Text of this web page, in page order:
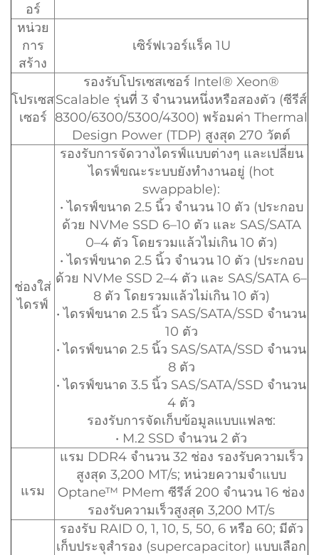
อร์
หน่วย
การ
สร้าง
เซิร์ฟเวอร์แร็ค 1U
โปรเซส
เซอร์
รองรับโปรเซสเซอร์ Intel® Xeon®
Scalable รุ่นที่ 3 จำนวนหนึ่งหรือสองตัว (ซีรีส์
8300/6300/5300/4300) พร้อมค่า Thermal
Design Power (TDP) สูงสุด 270 วัตต์
ช่องใส่
ไดรฟ์
รองรับการจัดวางไดรฟ์แบบต่างๆ และเปลี่ยน
ไดรฟ์ขณะระบบยังทำงานอยู่ (hot
swappable):
• ไดรฟ์ขนาด 2.5 นิ้ว จำนวน 10 ตัว (ประกอบ
ด้วย NVMe SSD 6–10 ตัว และ SAS/SATA
0–4 ตัว โดยรวมแล้วไม่เกิน 10 ตัว)
• ไดรฟ์ขนาด 2.5 นิ้ว จำนวน 10 ตัว (ประกอบ
ด้วย NVMe SSD 2–4 ตัว และ SAS/SATA 6–
8 ตัว โดยรวมแล้วไม่เกิน 10 ตัว)
• ไดรฟ์ขนาด 2.5 นิ้ว SAS/SATA/SSD จำนวน
10 ตัว
• ไดรฟ์ขนาด 2.5 นิ้ว SAS/SATA/SSD จำนวน
8 ตัว
• ไดรฟ์ขนาด 3.5 นิ้ว SAS/SATA/SSD จำนวน
4 ตัว
รองรับการจัดเก็บข้อมูลแบบแฟลช:
• M.2 SSD จำนวน 2 ตัว
แรม
แรม DDR4 จำนวน 32 ช่อง รองรับความเร็ว
สูงสุด 3,200 MT/s; หน่วยความจำแบบ
Optane™ PMem ซีรีส์ 200 จำนวน 16 ช่อง
รองรับความเร็วสูงสุด 3,200 MT/s
รองรับ RAID 0, 1, 10, 5, 50, 6 หรือ 60; มีตัว
เก็บประจุสำรอง (supercapacitor) แบบเลือก